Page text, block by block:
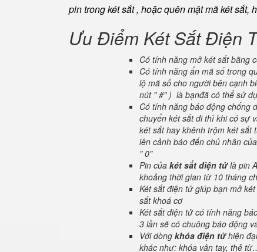
pin trong két sắt , hoặc quên mật mã két sắt,
Ưu Điểm Két Sắt Điện
Có tính năng mở két sắt bằng
Có tính năng ẩn mã số trong
lộ mã số cho người bên cạnh
nút " #" ) là bạnđã có thể sử
Có tính năng báo động chống
chuyển két sắt đi thì khi có sự
két sắt hay khênh trộm két sắt
lên cảnh báo đến chủ nhân
" 0"
Pin của két sắt điện tửlà pin
khoảng thời gian từ 10 tháng
Két sắt điện tử giúp bạn mở
sắt khoá cơ
Két sắt điện tử có tính năng
3 lần sẽ có chuông báo động
Với dòng khóa điện tửhiện
khác như: khóa vân tay, thẻ